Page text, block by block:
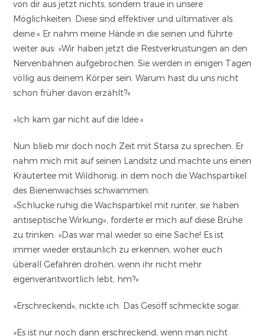
von dir aus jetzt nichts, sondern traue in unsere
Möglichkeiten. Diese sind effektiver und ultimativer als
deine.« Er nahm meine Hände in die seinen und führte
weiter aus: »Wir haben jetzt die Restverkrustungen an den
Nervenbahnen aufgebrochen. Sie werden in einigen Tagen
völlig aus deinem Körper sein. Warum hast du uns nicht
schon früher davon erzählt?«
»Ich kam gar nicht auf die Idee.«
Nun blieb mir doch noch Zeit mit Starsa zu sprechen. Er
nahm mich mit auf seinen Landsitz und machte uns einen
Kräutertee mit Wildhonig, in dem noch die Wachspartikel
des Bienenwachses schwammen.
»Schlucke ruhig die Wachspartikel mit runter, sie haben
antiseptische Wirkung«, forderte er mich auf diese Brühe
zu trinken. »Das war mal wieder so eine Sache! Es ist
immer wieder erstaunlich zu erkennen, woher euch
überall Gefahren drohen, wenn ihr nicht mehr
eigenverantwortlich lebt, hm?«
»Erschreckend«, nickte ich. Das Gesöff schmeckte sogar.
»Es ist nur noch dann erschreckend, wenn man nicht